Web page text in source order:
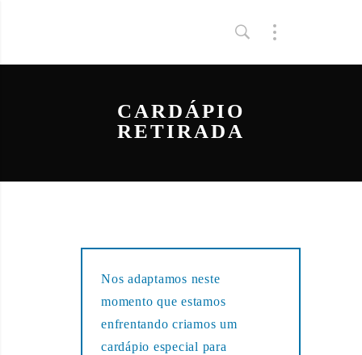
CARDÁPIO
RETIRADA
Nos adaptamos neste
momento que estamos
enfrentando criamos um
cardápio especial para